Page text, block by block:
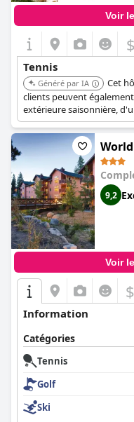
Voir
$
Tennis
Généré par IA
Cet
clients peuvent
extérieure saisonnière,
casino. Un parcours de
9,2
Voir
$
Information
Catégories
Tennis
Golf
Ski